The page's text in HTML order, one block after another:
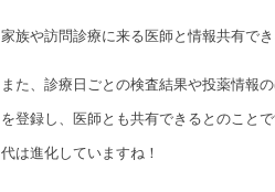
家族や訪問診療に来る医師と情報共有で
また、診療日ごとの検査結果や投薬情報
を登録し、医師とも共有できるとのこ
代は進化していますね！